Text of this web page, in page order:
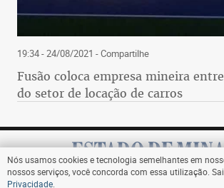
19:34 - 24/08/2021 - Compartilhe
Fusão coloca empresa mineira
do setor de locação de carros
Nós usamos cookies e tecnologia semelhantes em
nossos serviços, você concorda com essa utilização.
Privacidade